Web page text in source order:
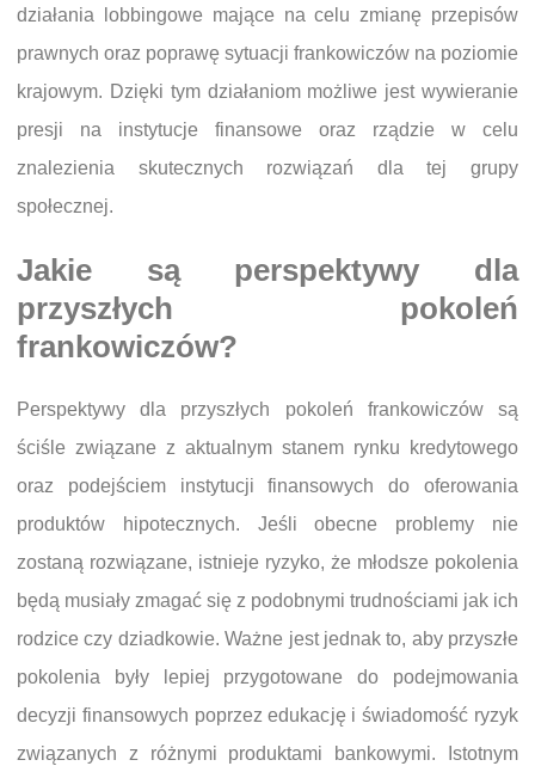
działania lobbingowe mające na celu zmianę przepisów
prawnych oraz poprawę sytuacji frankowiczów na poziomie
krajowym. Dzięki tym działaniom możliwe jest wywieranie
presji na instytucje finansowe oraz rządzie w celu
znalezienia skutecznych rozwiązań dla tej grupy
społecznej.
Jakie są perspektywy dla
przyszłych pokoleń
frankowiczów?
Perspektywy dla przyszłych pokoleń frankowiczów są
ściśle związane z aktualnym stanem rynku kredytowego
oraz podejściem instytucji finansowych do oferowania
produktów hipotecznych. Jeśli obecne problemy nie
zostaną rozwiązane, istnieje ryzyko, że młodsze pokolenia
będą musiały zmagać się z podobnymi trudnościami jak ich
rodzice czy dziadkowie. Ważne jest jednak to, aby przyszłe
pokolenia były lepiej przygotowane do podejmowania
decyzji finansowych poprzez edukację i świadomość ryzyk
związanych z różnymi produktami bankowymi. Istotnym